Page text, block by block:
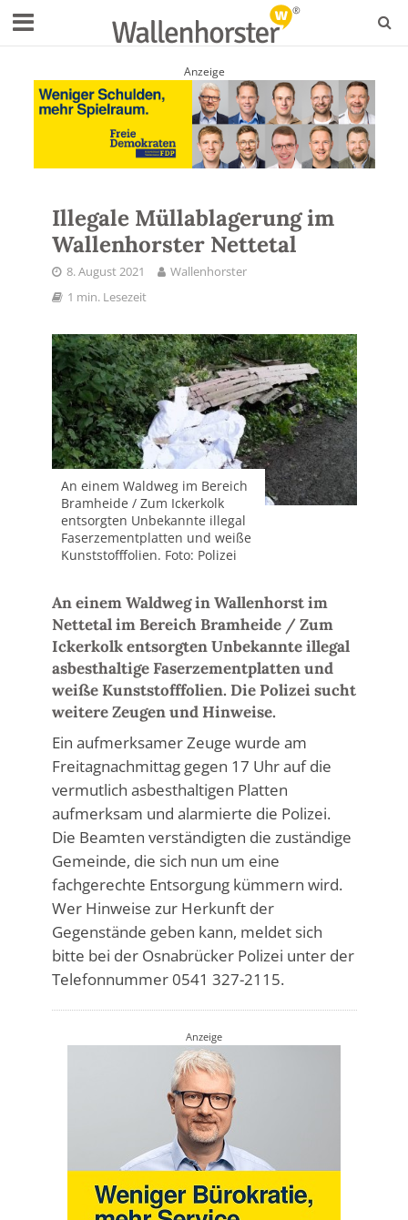
Anzeige
Illegale Müllablagerung im
Wallenhorster Nettetal
8. August 2021
Wallenhorster
1 min. Lesezeit
An einem Waldweg im Bereich
Bramheide / Zum Ickerkolk
entsorgten Unbekannte illegal
Faserzementplatten und weiße
Kunststofffolien. Foto: Polizei
An einem Waldweg in Wallenhorst im
Nettetal im Bereich Bramheide / Zum
Ickerkolk entsorgten Unbekannte illegal
asbesthaltige Faserzementplatten und
weiße Kunststofffolien. Die Polizei sucht
weitere Zeugen und Hinweise.
Ein aufmerksamer Zeuge wurde am
Freitagnachmittag gegen 17 Uhr auf die
vermutlich asbesthaltigen Platten
aufmerksam und alarmierte die Polizei.
Die Beamten verständigten die zuständige
Gemeinde, die sich nun um eine
fachgerechte Entsorgung kümmern wird.
Wer Hinweise zur Herkunft der
Gegenstände geben kann, meldet sich
bitte bei der Osnabrücker Polizei unter der
Telefonnummer 0541 327-2115.
Anzeige